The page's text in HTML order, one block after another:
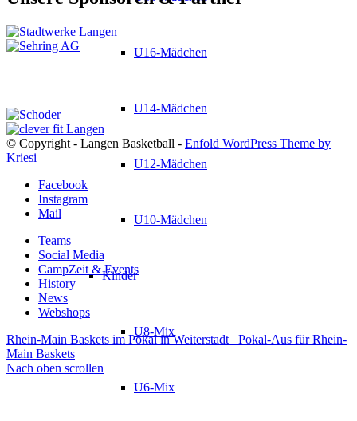
U16-Mädchen
U14-Mädchen
U12-Mädchen
U10-Mädchen
Kinder
U8-Mix
U6-Mix
© Copyright - Langen Basketball - Enfold WordPress Theme by
Kriesi
Facebook
Instagram
Mail
Teams
Social Media
CampZeit & Events
History
News
Webshops
Rhein-Main Baskets im Pokal in Weiterstadt
Pokal-Aus für Rhein-
Main Baskets
Nach oben scrollen